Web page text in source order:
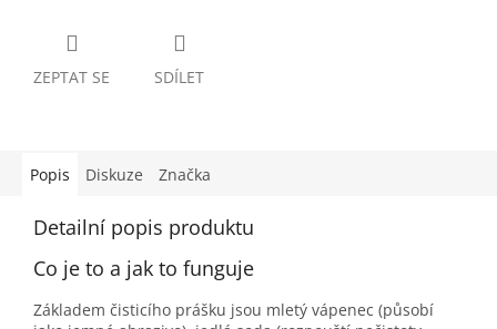
ZEPTAT SE SDÍLET
Popis Diskuze Značka
Detailní popis produktu
Co je to a jak to funguje
Základem čisticího prášku jsou mletý vápenec (působí